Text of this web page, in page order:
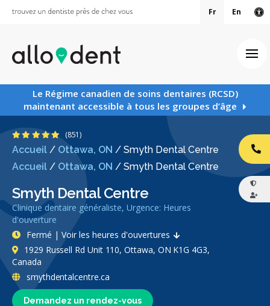
Fr En
Le Régime canadien de soins dentaires (RCSD)
maintenant accessible à tous les groupes d’âge
Accueil / Ottawa, ON / Smyth Dental Centre
Accueil / Ottawa, ON / Smyth Dental Centre
Smyth Dental Centre
Clinique dentaire généraliste, Urgence: Heures
d'ouverture
4.9 étoiles
(851)
Demandez un rendez-vous
Fermé | Voir les heures d'ouvertures
1929 Russell Rd Unit 110, Ottawa, ON K1G 4G3,
Canada
smythdentalcentre.ca